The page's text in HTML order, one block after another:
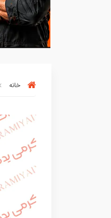
خانه